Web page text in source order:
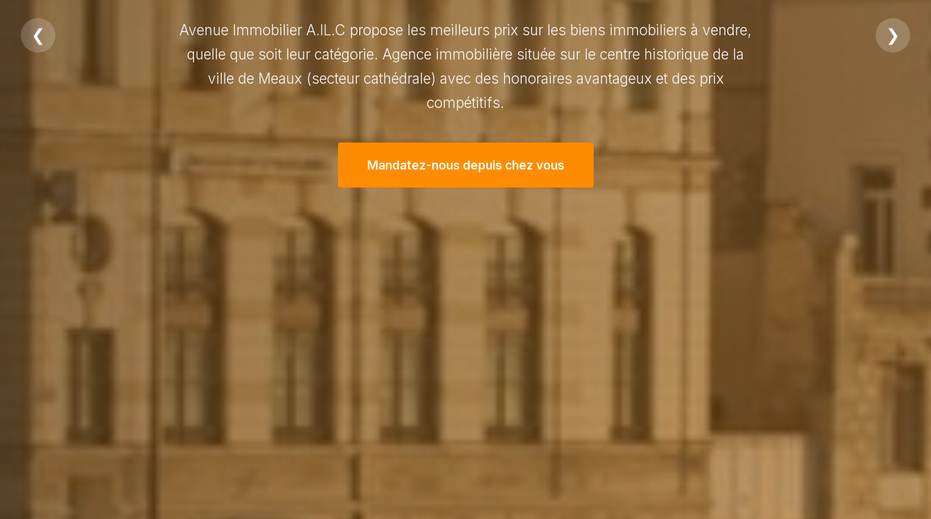
❮ ❯
Avenue Immobilier A.IL.C propose les meilleurs prix sur les biens immobiliers à vendre,
quelle que soit leur catégorie. Agence immobilière située sur le centre historique de la
ville de Meaux (secteur cathédrale) avec des honoraires avantageux et des prix
compétitifs.
Mandatez-nous depuis chez vous